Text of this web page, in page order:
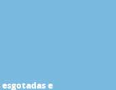
e